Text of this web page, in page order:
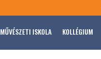
MŰVÉSZETI ISKOLA KOLLÉGIUM